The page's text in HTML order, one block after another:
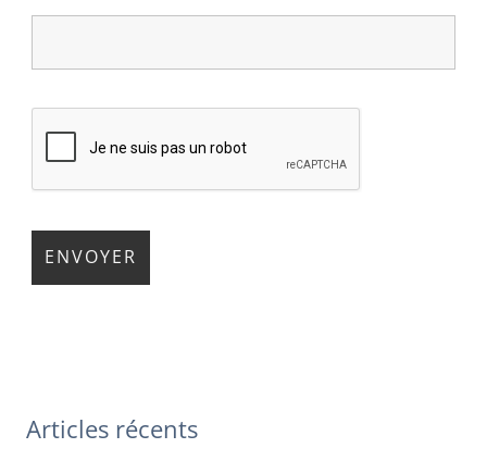
Articles récents